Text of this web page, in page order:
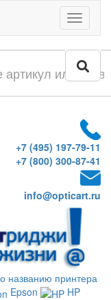
Меню
+7 (495) 197-79-11
+7 (800) 300-87-41
info@opticart.ru
названию принтера
Epson
HP